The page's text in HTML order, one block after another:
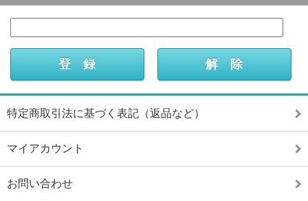
特定商取引法に基づく表記（返品など）
マイアカウント
お問い合わせ